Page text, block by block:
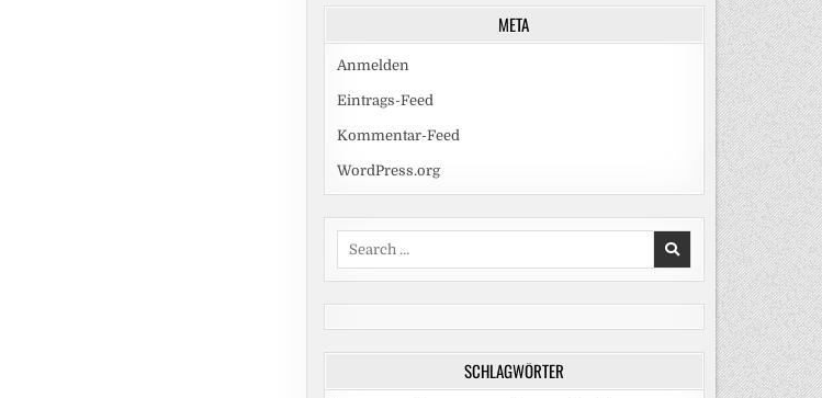
META
Anmelden
Eintrags-Feed
Kommentar-Feed
WordPress.org
SCHLAGWÖRTER